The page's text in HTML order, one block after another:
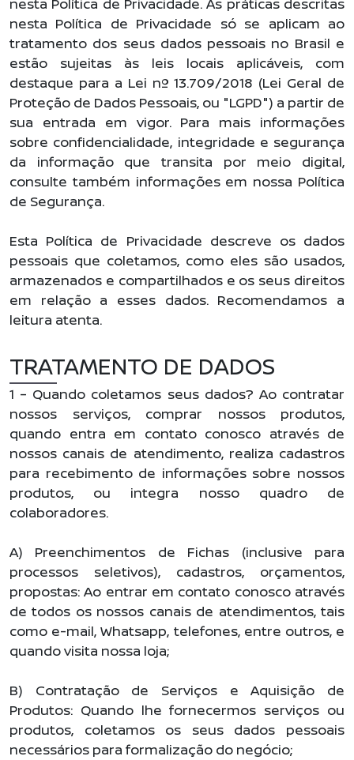
nesta Política de Privacidade. As práticas descritas
nesta Política de Privacidade só se aplicam ao
tratamento dos seus dados pessoais no Brasil e
estão sujeitas às leis locais aplicáveis, com
destaque para a Lei nº 13.709/2018 (Lei Geral de
Proteção de Dados Pessoais, ou "LGPD") a partir de
sua entrada em vigor. Para mais informações
sobre confidencialidade, integridade e segurança
da informação que transita por meio digital,
consulte também informações em nossa Política
de Segurança.
Esta Política de Privacidade descreve os dados
pessoais que coletamos, como eles são usados,
armazenados e compartilhados e os seus direitos
em relação a esses dados. Recomendamos a
leitura atenta.
TRATAMENTO DE DADOS
1 – Quando coletamos seus dados? Ao contratar
nossos serviços, comprar nossos produtos,
quando entra em contato conosco através de
nossos canais de atendimento, realiza cadastros
para recebimento de informações sobre nossos
produtos, ou integra nosso quadro de
colaboradores.
A) Preenchimentos de Fichas (inclusive para
processos seletivos), cadastros, orçamentos,
propostas: Ao entrar em contato conosco através
de todos os nossos canais de atendimentos, tais
como e-mail, Whatsapp, telefones, entre outros, e
quando visita nossa loja;
B) Contratação de Serviços e Aquisição de
Produtos: Quando lhe fornecermos serviços ou
produtos, coletamos os seus dados pessoais
necessários para formalização do negócio;